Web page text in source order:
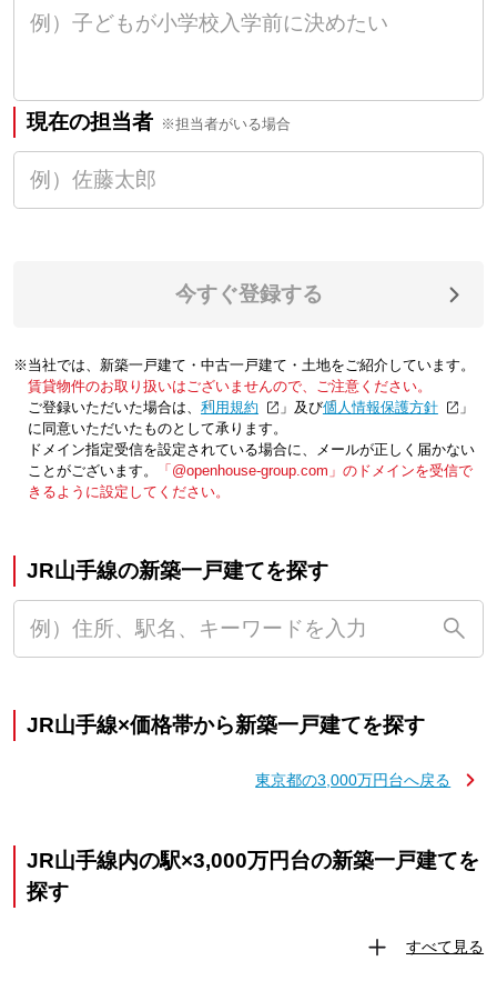
現在の担当者 ※担当者がいる場合
今すぐ登録する
※当社では、新築一戸建て・中古一戸建て・土地をご紹介しています。
賃貸物件のお取り扱いはございませんので、ご注意ください。
ご登録いただいた場合は、「利用規約 」及び「個人情報保護方針
」
に同意いただいたものとして承ります。
ドメイン指定受信を設定されている場合に、メールが正しく届かない
ことがございます。
「@openhouse-group.com」のドメインを受信で
きるように設定してください。
JR山手線の新築一戸建てを探す
JR山手線×価格帯から新築一戸建てを探す
東京都の3,000万円台へ戻る
JR山手線内の駅×3,000万円台の新築一戸建てを
探す
すべて見る